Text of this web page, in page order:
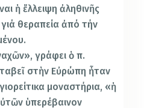
ἡ ἔλλειψη ἀληθινῆς
θεραπεία ἀπό τήν
γράφει ὁ π.
στὴν Εὐρώπη ἦταν
μοναστήρια, «ἡ
ὑπερέβαινον